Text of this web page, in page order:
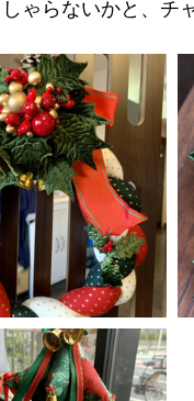
ゃらないかと、チ